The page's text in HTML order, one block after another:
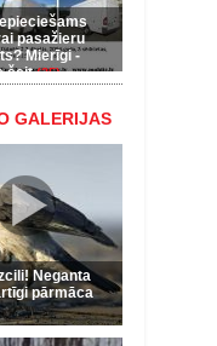
pasažieru
Mierīgi -
šeit(35)
GALERIJAS
Neganta
pārmāca